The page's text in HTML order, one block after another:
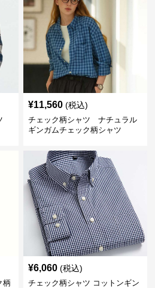
¥11,560 (税込)
チェック柄シャツ ナチュラル
ギンガムチェック柄シャツ
柄
¥6,060 (税込)
チェック柄シャツ コットンギン